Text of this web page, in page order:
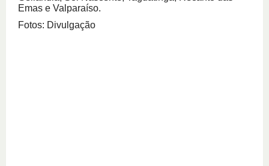
Emas e Valparaíso.
Fotos: Divulgação